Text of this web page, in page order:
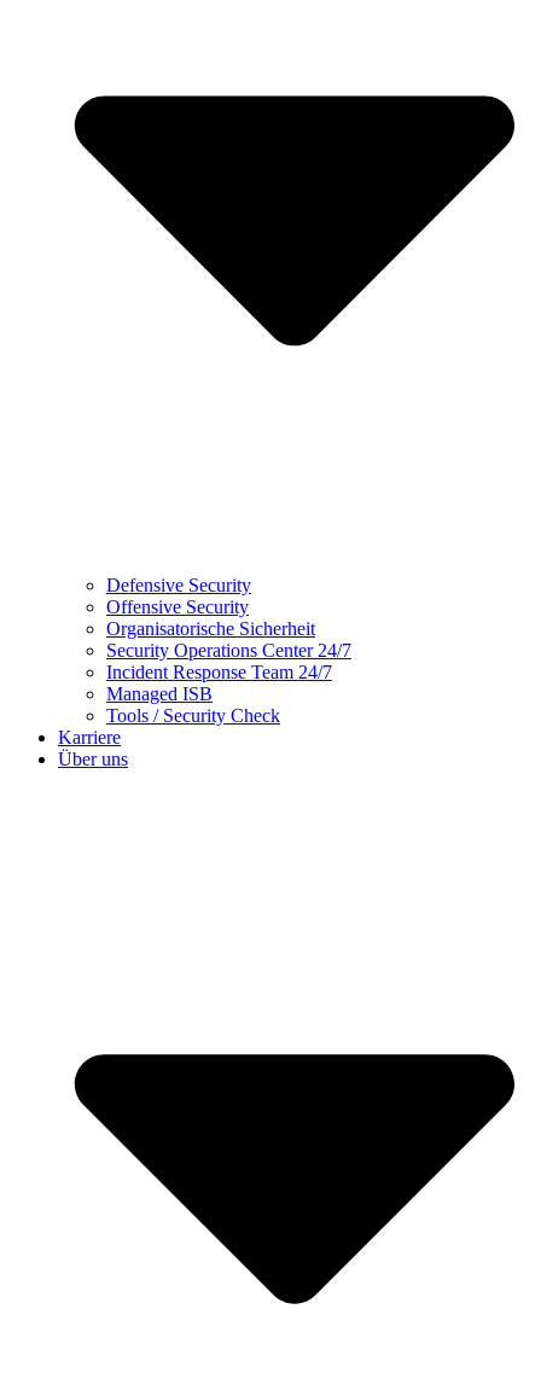
Defensive Security
Offensive Security
Organisatorische Sicherheit
Security Operations Center 24/7
Incident Response Team 24/7
Managed ISB
Tools / Security Check
Karriere
Über uns